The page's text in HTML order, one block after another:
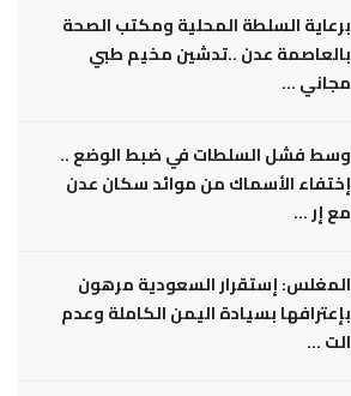
برعاية السلطة المحلية ومكتب الصحة
بالعاصمة عدن ..تدشين مخيم طبي
مجاني ...
وسط فشل السلطات في ضبط الوضع ..
إختفاء الأسماك من موائد سكان عدن
مع إر ...
المغلس: إستقرار السعودية مرهون
بإعترافها بسيادة اليمن الكاملة وعدم
الت ...